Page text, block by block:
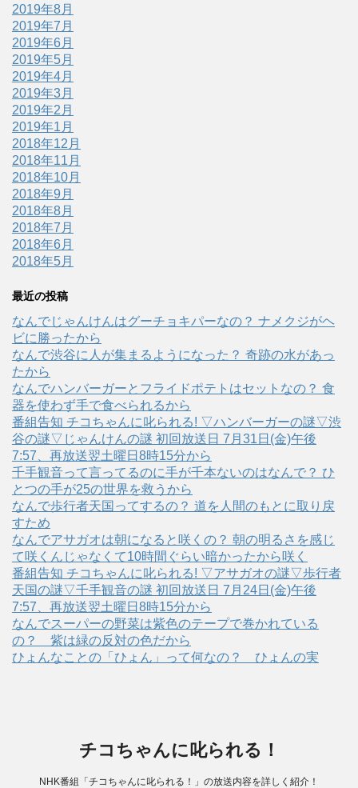
2019年8月
2019年7月
2019年6月
2019年5月
2019年4月
2019年3月
2019年2月
2019年1月
2018年12月
2018年11月
2018年10月
2018年9月
2018年8月
2018年7月
2018年6月
2018年5月
最近の投稿
なんでじゃんけんはグーチョキパーなの？ ナメクジがヘ
ビに勝ったから
なんで渋谷に人が集まるようになった？ 奇跡の水があっ
たから
なんでハンバーガーとフライドポテトはセットなの？ 食
器を使わず手で食べられるから
番組告知 チコちゃんに叱られる! ▽ハンバーガーの謎▽渋
谷の謎▽じゃんけんの謎 初回放送日 7月31日(金)午後
7:57、再放送翌土曜日8時15分から
千手観音って言ってるのに手が千本ないのはなんで？ ひ
とつの手が25の世界を救うから
なんで歩行者天国ってするの？ 道を人間のもとに取り戻
すため
なんでアサガオは朝になると咲くの？ 朝の明るさを感じ
て咲くんじゃなくて10時間ぐらい暗かったから咲く
番組告知 チコちゃんに叱られる! ▽アサガオの謎▽歩行者
天国の謎▽千手観音の謎 初回放送日 7月24日(金)午後
7:57、再放送翌土曜日8時15分から
なんでスーパーの野菜は紫色のテープで巻かれている
の？ 紫は緑の反対の色だから
ひょんなことの「ひょん」って何なの？ ひょんの実
チコちゃんに叱られる！
NHK番組「チコちゃんに叱られる！」の放送内容を詳しく紹介！